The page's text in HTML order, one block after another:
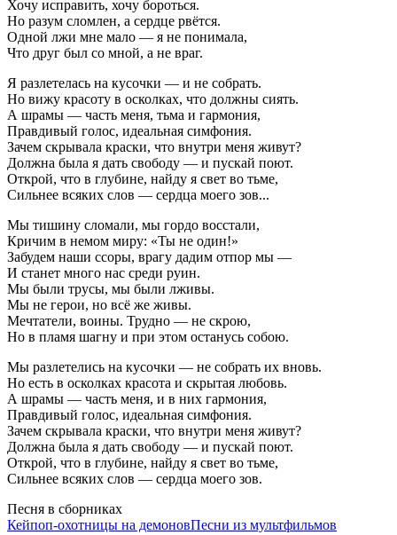
Хочу исправить, хочу бороться.
Но разум сломлен, а сердце рвётся.
Одной лжи мне мало — я не понимала,
Что друг был со мной, а не враг.
Я разлетелась на кусочки — и не собрать.
Но вижу красоту в осколках, что должны сиять.
А шрамы — часть меня, тьма и гармония,
Правдивый голос, идеальная симфония.
Зачем скрывала краски, что внутри меня живут?
Должна была я дать свободу — и пускай поют.
Открой, что в глубине, найду я свет во тьме,
Сильнее всяких слов — сердца моего зов...
Мы тишину сломали, мы гордо восстали,
Кричим в немом миру: «Ты не один!»
Забудем наши ссоры, врагу дадим отпор мы —
И станет много нас среди руин.
Мы были трусы, мы были лживы.
Мы не герои, но всё же живы.
Мечтатели, воины. Трудно — не скрою,
Но в пламя шагну и при этом останусь собою.
Мы разлетелись на кусочки — не собрать их вновь.
Но есть в осколках красота и скрытая любовь.
А шрамы — часть меня, и в них гармония,
Правдивый голос, идеальная симфония.
Зачем скрывала краски, что внутри меня живут?
Должна была я дать свободу — и пускай поют.
Открой, что в глубине, найду я свет во тьме,
Сильнее всяких слов — сердца моего зов.
Песня в сборниках
Кейпоп-охотницы на демоновПесни из мультфильмов